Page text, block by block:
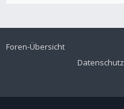
Foren-Übersicht
Datenschutz